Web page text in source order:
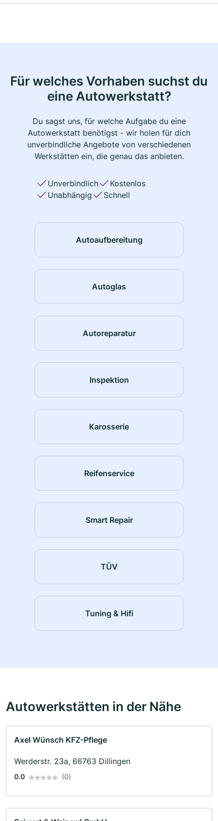
Für welches Vorhaben suchst du
eine Autowerkstatt?
Du sagst uns, für welche Aufgabe du eine
Autowerkstatt benötigst - wir holen für dich
unverbindliche Angebote von verschiedenen
Werkstätten ein, die genau das anbieten.
Unverbindlich
Kostenlos
Unabhängig
Schnell
Autoaufbereitung
Autoglas
Autoreparatur
Inspektion
Karosserie
Reifenservice
Smart Repair
TÜV
Tuning & Hifi
Autowerkstätten in der Nähe
Axel Wünsch KFZ-Pflege
Werderstr. 23a, 66763 Dillingen
0.0 (0)